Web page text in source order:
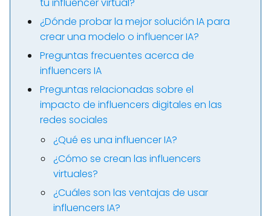
¿Dónde probar la mejor solución IA para
crear una modelo o influencer IA?
Preguntas frecuentes acerca de
influencers IA
Preguntas relacionadas sobre el
impacto de influencers digitales en las
redes sociales
¿Qué es una influencer IA?
¿Cómo se crean las influencers
virtuales?
¿Cuáles son las ventajas de usar
influencers IA?